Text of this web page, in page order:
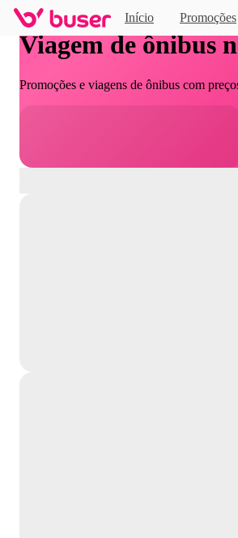
Início Promoções
Viagem de ônibus
Promoções e viagens de ônibus com